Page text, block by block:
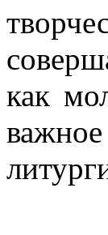
как